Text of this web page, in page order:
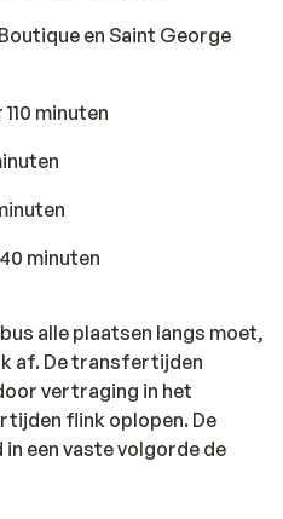
en Saint George
minuten
minuten
alle plaatsen langs moet,
af. De transfertijden
vertraging in het
flink oplopen. De
een vaste volgorde de